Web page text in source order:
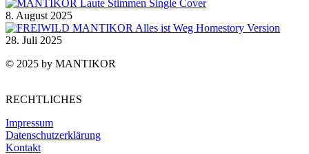
8. August 2025
28. Juli 2025
© 2025 by MANTIKOR
RECHTLICHES
Impressum
Datenschutzerklärung
Kontakt